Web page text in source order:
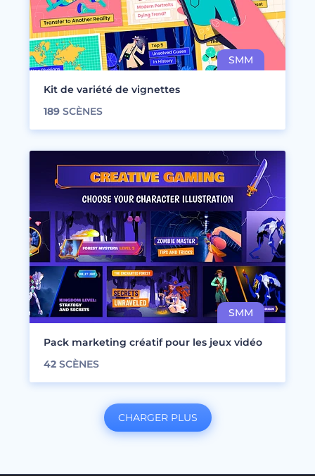
Kit de variété de vignettes
189 SCÈNES
Pack marketing créatif pour les jeux vidéo
42 SCÈNES
CHARGER PLUS